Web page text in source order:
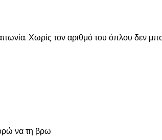
Χωρίς τον αριθμό του όπλου δεν
να τη βρω